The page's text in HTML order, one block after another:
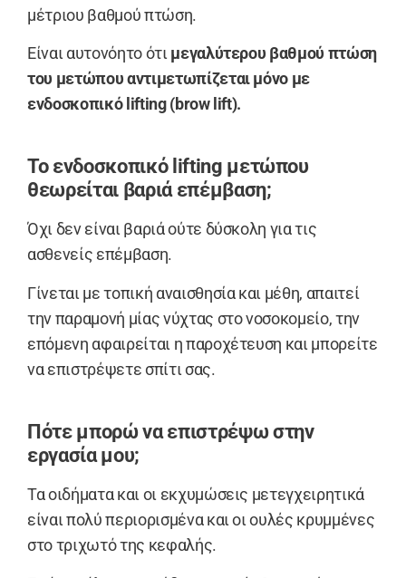
μέτριου βαθμού πτώση.
Είναι αυτονόητο ότι μεγαλύτερου βαθμού πτώση
του μετώπου αντιμετωπίζεται μόνο με
ενδοσκοπικό lifting (brow lift).
Το ενδοσκοπικό lifting μετώπου
θεωρείται βαριά επέμβαση;
Όχι δεν είναι βαριά ούτε δύσκολη για τις
ασθενείς επέμβαση.
Γίνεται με τοπική αναισθησία και μέθη, απαιτεί
την παραμονή μίας νύχτας στο νοσοκομείο, την
επόμενη αφαιρείται η παροχέτευση και μπορείτε
να επιστρέψετε σπίτι σας.
Πότε μπορώ να επιστρέψω στην
εργασία μου;
Τα οιδήματα και οι εκχυμώσεις μετεγχειρητικά
είναι πολύ περιορισμένα και οι ουλές κρυμμένες
στο τριχωτό της κεφαλής.